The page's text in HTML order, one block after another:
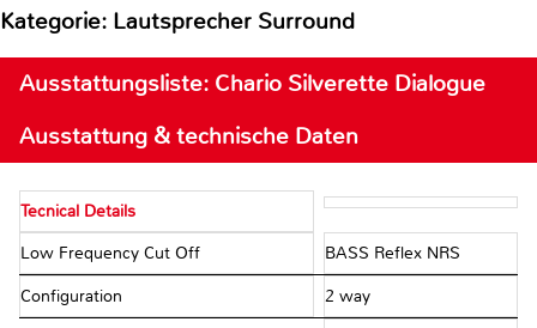
Kategorie: Lautsprecher Surround
Ausstattungsliste: Chario Silverette Dialogue
Ausstattung & technische Daten
Tecnical Details
Low Frequency Cut Off BASS Reflex NRS
Configuration 2 way